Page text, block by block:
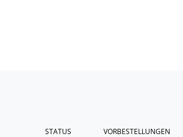
STATUS VORBESTELLUNGEN